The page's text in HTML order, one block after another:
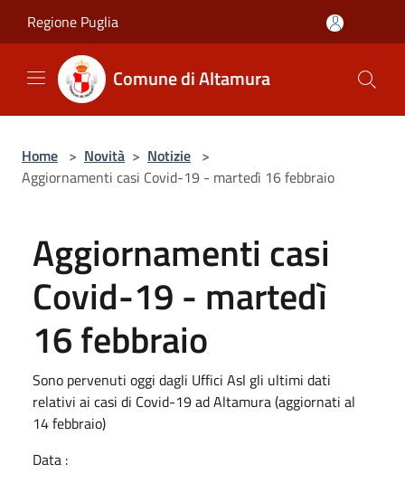
Regione Puglia
Comune di Altamura
Home > Novità > Notizie >
Aggiornamenti casi Covid-19 - martedì 16 febbraio
Aggiornamenti casi
Covid-19 - martedì
16 febbraio
Sono pervenuti oggi dagli Uffici Asl gli ultimi dati
relativi ai casi di Covid-19 ad Altamura (aggiornati al
14 febbraio)
Data :